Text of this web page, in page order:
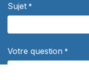
Sujet *
Votre question *